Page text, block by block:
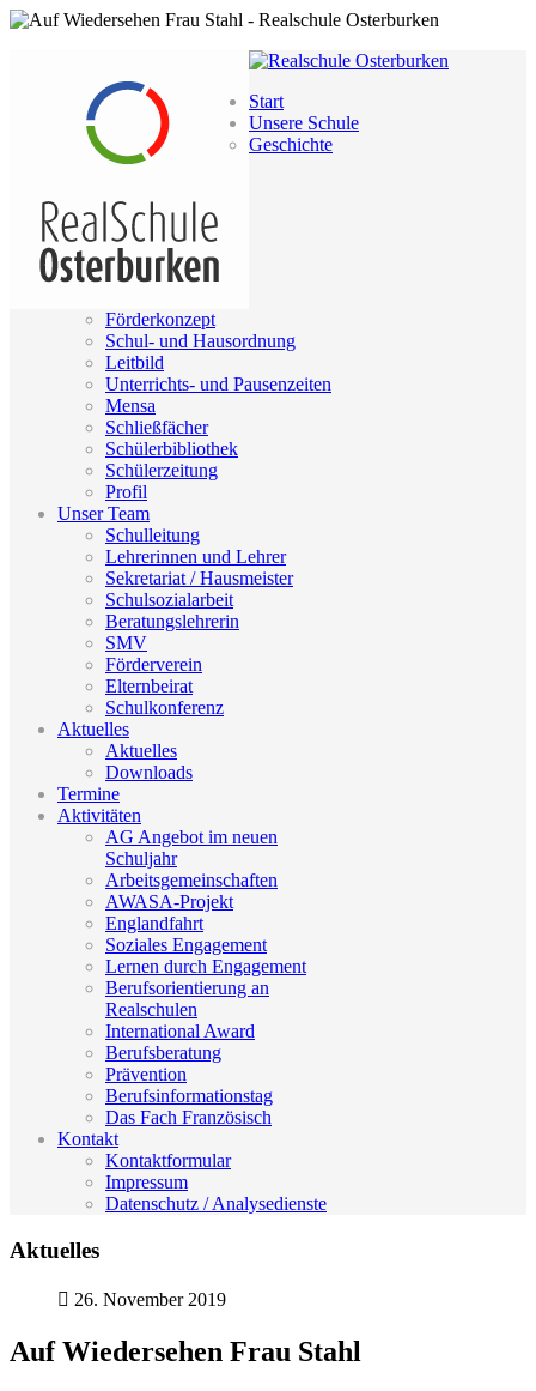
Start
Unsere Schule
Geschichte
Förderkonzept
Schul- und Hausordnung
Leitbild
Unterrichts- und Pausenzeiten
Mensa
Schließfächer
Schülerbibliothek
Schülerzeitung
Profil
Unser Team
Schulleitung
Lehrerinnen und Lehrer
Sekretariat / Hausmeister
Schulsozialarbeit
Beratungslehrerin
SMV
Förderverein
Elternbeirat
Schulkonferenz
Aktuelles
Aktuelles
Downloads
Termine
Aktivitäten
AG Angebot im neuen
Schuljahr
Arbeitsgemeinschaften
AWASA-Projekt
Englandfahrt
Soziales Engagement
Lernen durch Engagement
Berufsorientierung an
Realschulen
International Award
Berufsberatung
Prävention
Berufsinformationstag
Das Fach Französisch
Kontakt
Kontaktformular
Impressum
Datenschutz / Analysedienste
Aktuelles
26. November 2019
Auf Wiedersehen Frau Stahl